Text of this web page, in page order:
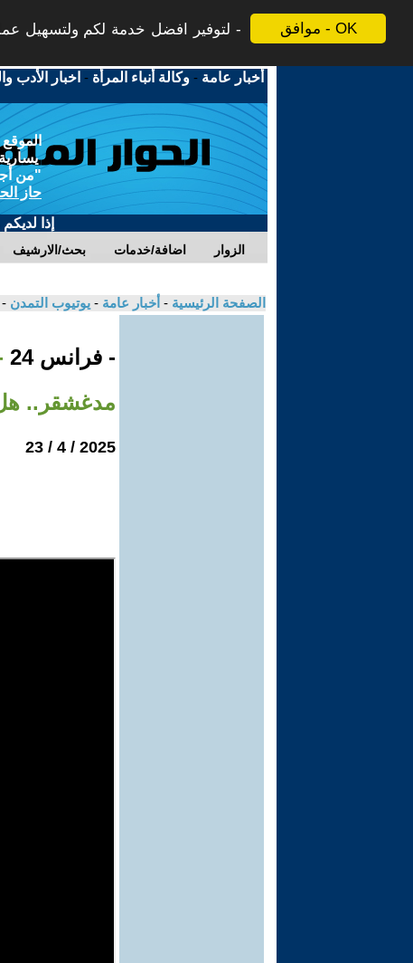
موافق - OK
لتوفير افضل خدمة لكم ولتسهيل
أخبار عامة -وكالة أنباء المرأة - اخبار الأدب
"من
حاز
إذا
بحث/الارشيف اضافة/خدمات الزوار
الصفحة الرئيسية - أخبار عامة - يوتيوب التمدن
- فرانس 24
مدغشقر..
2025 / 4 / 23